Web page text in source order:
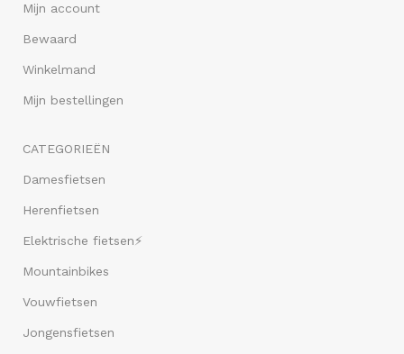
Mijn account
Bewaard
Winkelmand
Mijn bestellingen
CATEGORIEËN
Damesfietsen
Herenfietsen
Elektrische fietsen⚡
Mountainbikes
Vouwfietsen
Jongensfietsen